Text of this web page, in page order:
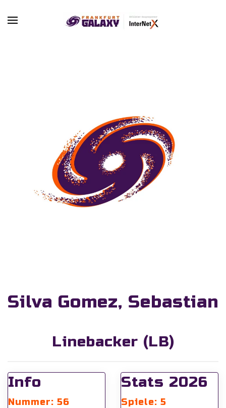
Skip to main content
Silva Gomez, Sebastian
Linebacker (LB)
Info
Nummer: 56
Stats 2026
Spiele: 5